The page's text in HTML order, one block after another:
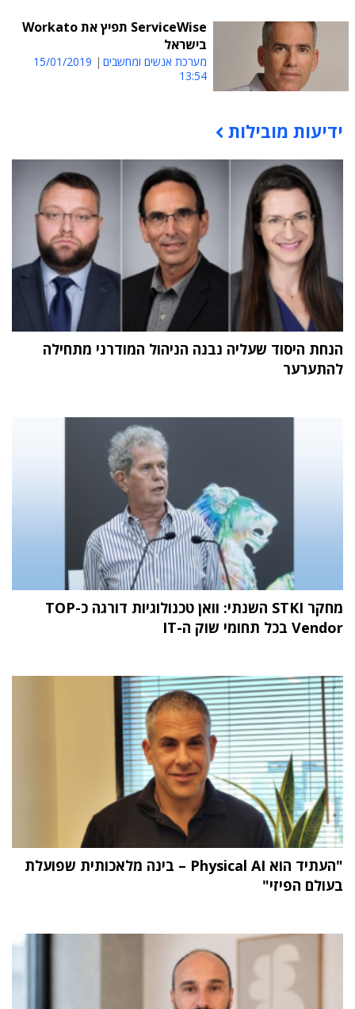
ServiceWise תפיץ את Workato
בישראל
מערכת אנשים ומחשבים
15/01/2019
13:54
תוכן פרסומי
ידיעות מובילות
הנחת היסוד שעליה נבנה הניהול המודרני מתחילה
להתערער
מחקר STKI השנתי: וואן טכנולוגיות דורגה כ-TOP
Vendor בכל תחומי שוק ה-IT
"העתיד הוא Physical AI – בינה מלאכותית שפועלת
בעולם הפיזי"